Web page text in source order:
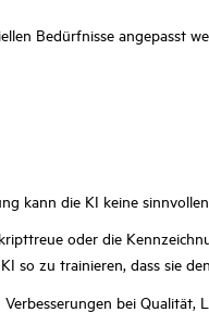
Bedürfnisse angepasst
kann die KI keine
oder die
so zu trainieren, dass sie
bei Qualität,